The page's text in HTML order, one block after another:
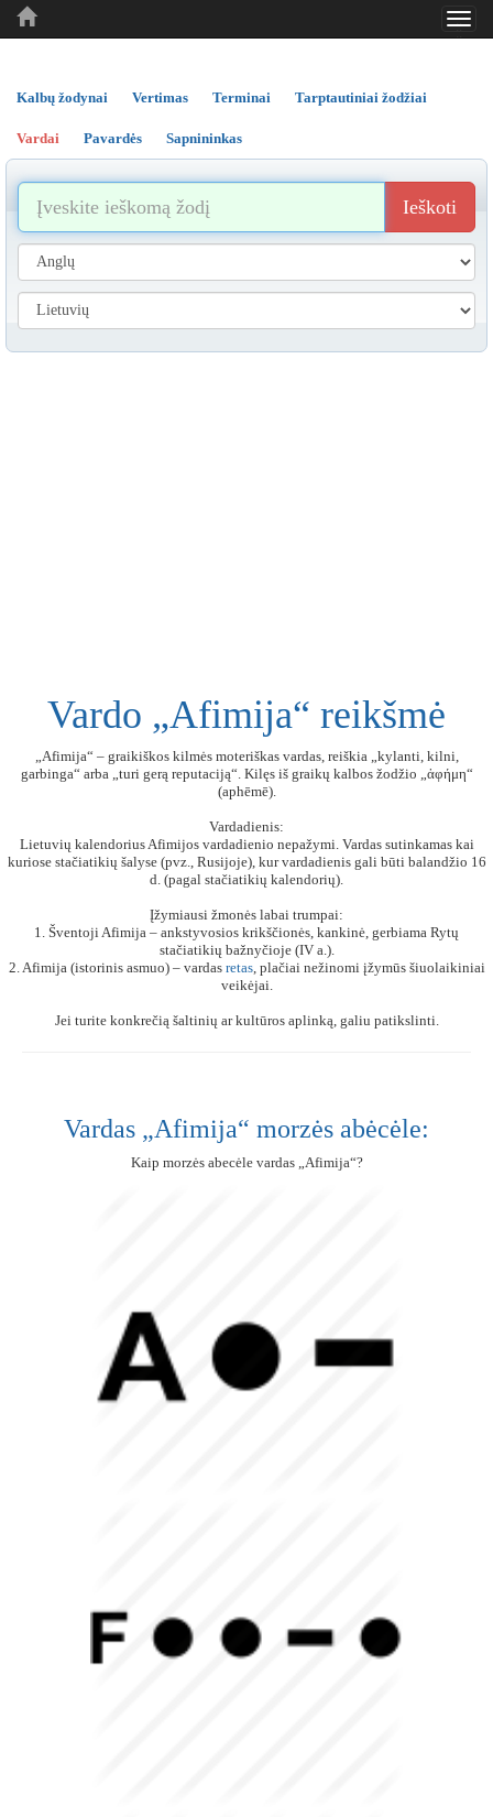
..
..
Kalbų žodynai Vertimas Terminai Tarptautiniai žodžiai
Vardai Pavardės Sapnininkas
Ieškoti
Vardo „Afimija“ reikšmė
„Afimija“ – graikiškos kilmės moteriškas vardas, reiškia „kylanti, kilni,
garbinga“ arba „turi gerą reputaciją“. Kilęs iš graikų kalbos žodžio „ἀφήμη“
(aphēmē).
Vardadienis:
Lietuvių kalendorius Afimijos vardadienio nepažymi. Vardas sutinkamas kai
kuriose stačiatikių šalyse (pvz., Rusijoje), kur vardadienis gali būti balandžio 16
d. (pagal stačiatikių kalendorių).
Įžymiausi žmonės labai trumpai:
1. Šventoji Afimija – ankstyvosios krikščionės, kankinė, gerbiama Rytų
stačiatikių bažnyčioje (IV a.).
2. Afimija (istorinis asmuo) – vardas retas, plačiai nežinomi įžymūs šiuolaikiniai
veikėjai.
Jei turite konkrečią šaltinių ar kultūros aplinką, galiu patikslinti.
Vardas „Afimija“ morzės abėcėle:
Kaip morzės abecėle vardas „Afimija“?